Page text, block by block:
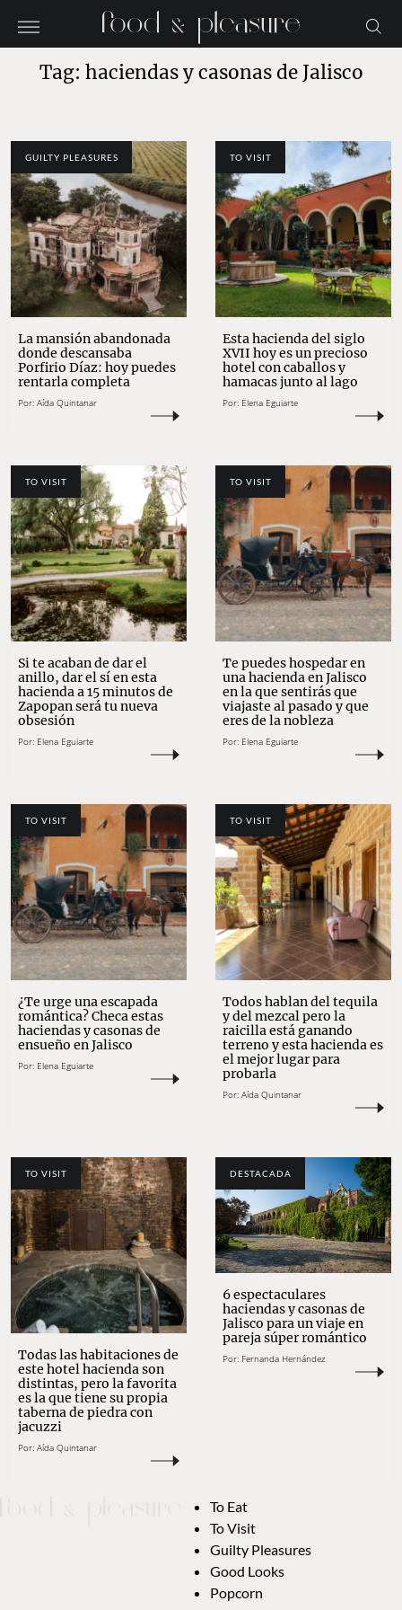
Tag: haciendas y casonas de Jalisco
GUILTY PLEASURES
La mansión abandonada
donde descansaba
Porfirio Díaz: hoy puedes
rentarla completa
Por: Aída Quintanar
TO VISIT
Esta hacienda del siglo
XVII hoy es un precioso
hotel con caballos y
hamacas junto al lago
Por: Elena Eguiarte
TO VISIT
Si te acaban de dar el
anillo, dar el sí en esta
hacienda a 15 minutos de
Zapopan será tu nueva
obsesión
Por: Elena Eguiarte
TO VISIT
Te puedes hospedar en
una hacienda en Jalisco
en la que sentirás que
viajaste al pasado y que
eres de la nobleza
Por: Elena Eguiarte
TO VISIT
¿Te urge una escapada
romántica? Checa estas
haciendas y casonas de
ensueño en Jalisco
Por: Elena Eguiarte
TO VISIT
Todos hablan del tequila
y del mezcal pero la
raicilla está ganando
terreno y esta hacienda es
el mejor lugar para
probarla
Por: Aída Quintanar
TO VISIT
Todas las habitaciones de
este hotel hacienda son
distintas, pero la favorita
es la que tiene su propia
taberna de piedra con
jacuzzi
Por: Aída Quintanar
DESTACADA
6 espectaculares
haciendas y casonas de
Jalisco para un viaje en
pareja súper romántico
Por: Fernanda Hernández
To Eat
To Visit
Guilty Pleasures
Good Looks
Popcorn